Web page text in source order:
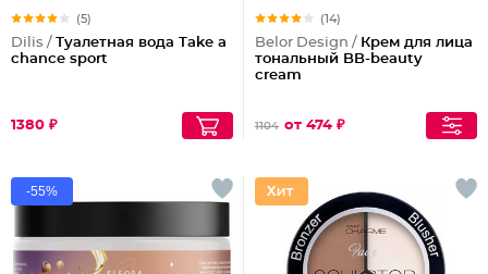
(5)
Dilis / Туалетная вода Take a
chance sport
1380 ₽
(14)
Belor Design / Крем для лица
тональный BB-beauty
cream
1104 от 474 ₽
-55%